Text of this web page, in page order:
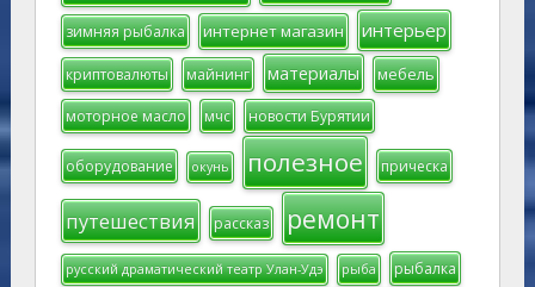
зимняя рыбалка интернет магазин интерьер
криптовалюты майнинг материалы мебель
моторное масло мчс новости Бурятии
оборудование окунь полезное прическа
путешествия рассказ ремонт
русский драматический театр Улан-Удэ рыба рыбалка